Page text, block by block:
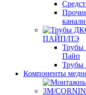
ПАЙП/ПЭ
Трубы
Пайп
Трубы
Компоненты